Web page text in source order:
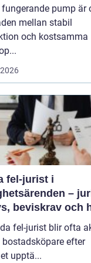
fungerande pump är
mellan stabil
och kostsamma
fel-jurist i
–
beviskrav och
fördelas vid
fel-jurist blir ofta
bostadsköpare efter
upptä...